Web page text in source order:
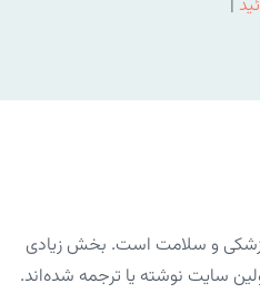
|
و سلامت است. بخش زیادی
سایت نوشته یا ترجمه شده‌اند.